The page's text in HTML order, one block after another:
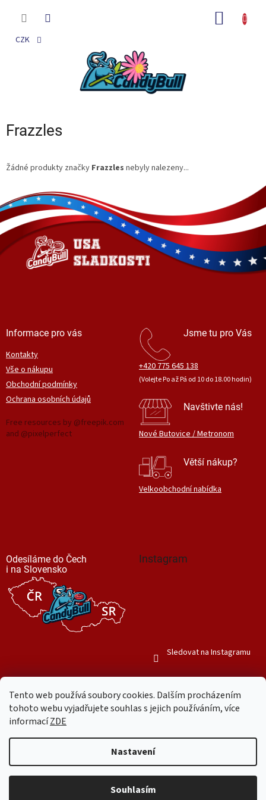
Tento web používá soubory cookies. Dalším procházením
tohoto webu vyjadřujete souhlas s jejich používáním, více
informacíZDE
Nastavení
Souhlasím
CZK
Frazzles
Žádné produkty značky Frazzles nebyly nalezeny...
á
p
a
í
Informace pro vás
Kontakty
Vše o nákupu
Obchodní podmínky
Ochrana osobních údajů
Free resources by @freepik.com
and @pixelperfect
Jsme tu pro Vás
+420 775 645 138
(Volejte Po až Pá od 10 do 18.00 hodin)
Navštivte nás!
Nové Butovice / Metronom
Větší nákup?
Velkoobchodní nabídka
Odesíláme do Čech
i na Slovensko
Instagram
Sledovat na Instagramu
Copyright 2026Mr. Candy Bull. Všechna práva vyhrazena.Upravit
nastavení cookies